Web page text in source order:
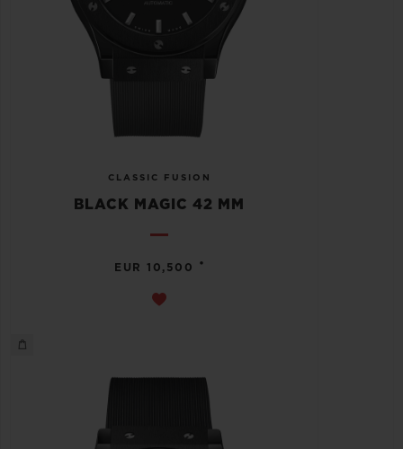
CLASSIC FUSION
BLACK MAGIC 42 MM
EUR 10,500 •